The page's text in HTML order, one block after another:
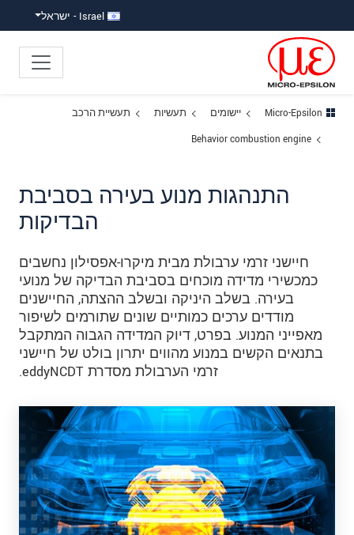
Israel - ישראל
Micro-Epsilon יישומים תעשיות
תעשיית הרכב
Behavior combustion engine
התנהגות מנוע בעירה בסביבת
הבדיקות
חיישני זרמי ערבולת מבית מיקרו-אפסילון נחשבים
כמכשירי מדידה מוכחים בסביבת הבדיקה של מנועי
בעירה. בשלב היניקה ובשלב ההצתה, החיישנים
מודדים ערכים כמותיים שונים שתורמים לשיפור
מאפייני המנוע. בפרט, דיוק המדידה הגבוה המתקבל
בתנאים הקשים במנוע מהווים יתרון בולט של חיישני
זרמי הערבולת מסדרת eddyNCDT.